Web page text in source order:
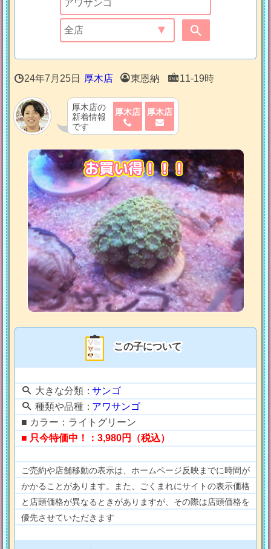
24年7月25日 厚木店 東恩納 11-19時
厚木店の
新着情報
です
厚木店 厚木店
お買い得！！！
この子について
大きな分類：サンゴ
種類や品種：アワサンゴ
■ カラー：ライトグリーン
■ 只今特価中！：3,980円（税込）
ご売約や店舗移動の表示は、ホームページ反映までに時間が
かかることがあります。また、ごくまれにサイトの表示価格
と店頭価格が異なるときがありますが、その際は店頭価格を
優先させていただきます